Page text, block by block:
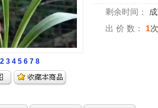
2 3 4 5 6 7 8
剩余时间：
出 价 数：
1